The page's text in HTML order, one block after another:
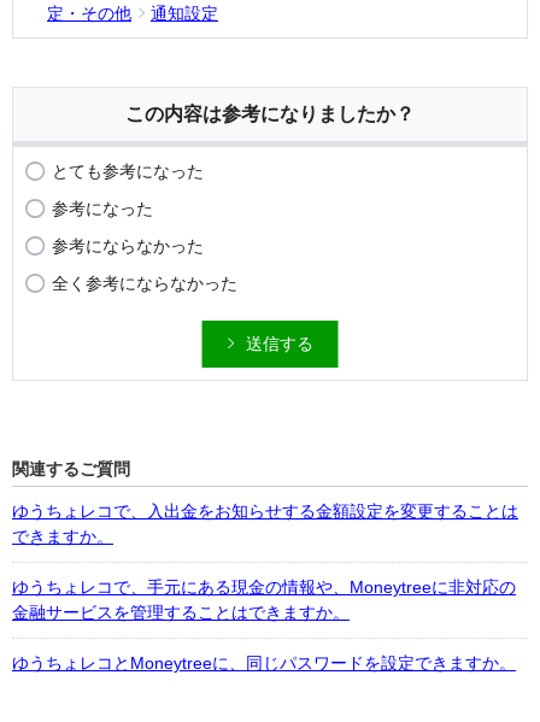
定・その他
通知設定
この内容は参考になりましたか？
とても参考になった
参考になった
参考にならなかった
全く参考にならなかった
送信する
関連するご質問
ゆうちょレコで、入出金をお知らせする金額設定を変更することは
できますか。
ゆうちょレコで、手元にある現金の情報や、Moneytreeに非対応の
金融サービスを管理することはできますか。
ゆうちょレコとMoneytreeに、同じパスワードを設定できますか。